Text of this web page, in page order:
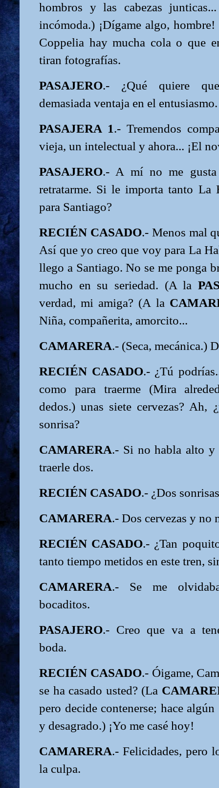
hombros y las cabezas
incómoda.) ¡Dígame algo,
Coppelia hay mucha cola o que
tiran fotografías.
PASAJERO.- ¿Qué quiere
demasiada ventaja en el entusiasmo.
PASAJERA 1.- Tremendos
vieja, un intelectual y ahora... ¡El
PASAJERO.- A mí no me
retratarme. Si le importa tanto La
para Santiago?
RECIÉN CASADO.- Menos mal
Así que yo creo que voy para La
llego a Santiago. No se me ponga
mucho en su seriedad. (A la
verdad, mi amiga? (A la
Niña, compañerita, amorcito...
CAMARERA.- (Seca, mecánica.)
RECIÉN CASADO.- ¿Tú
como para traerme (Mira
dedos.) unas siete cervezas? Ah,
sonrisa?
CAMARERA.- Si no habla alto y
traerle dos.
RECIÉN CASADO.- ¿Dos
CAMARERA.- Dos cervezas y no
RECIÉN CASADO.- ¿Tan
tanto tiempo metidos en este tren,
CAMARERA.- Se me
bocaditos.
PASAJERO.- Creo que va a
boda.
RECIÉN CASADO.- Óigame,
se ha casado usted? (La
pero decide contenerse; hace
y desagrado.) ¡Yo me casé hoy!
CAMARERA.- Felicidades, pero
la culpa.